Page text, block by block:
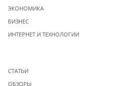
ЭКОНОМИКА
БИЗНЕС
ИНТЕРНЕТ И ТЕХНОЛОГИИ
СТАТЬИ
ОБЗОРЫ